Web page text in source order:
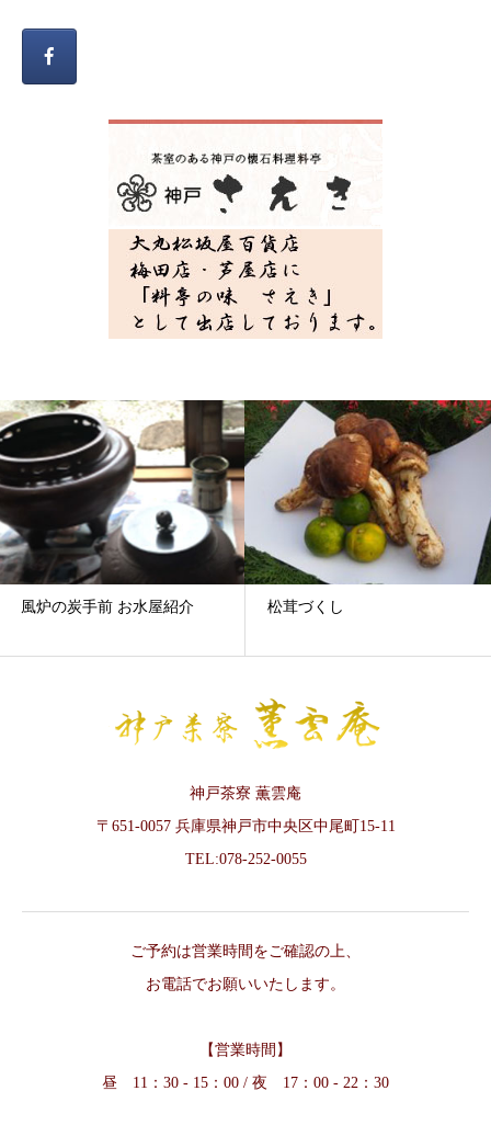
風炉の炭手前 お水屋紹介 松茸づくし
神戸茶寮 薫雲庵
〒651-0057 兵庫県神戸市中央区中尾町15-11
TEL:078-252-0055
ご予約は営業時間をご確認の上、
お電話でお願いいたします。
【営業時間】
昼 11：30 - 15：00 / 夜 17：00 - 22：30